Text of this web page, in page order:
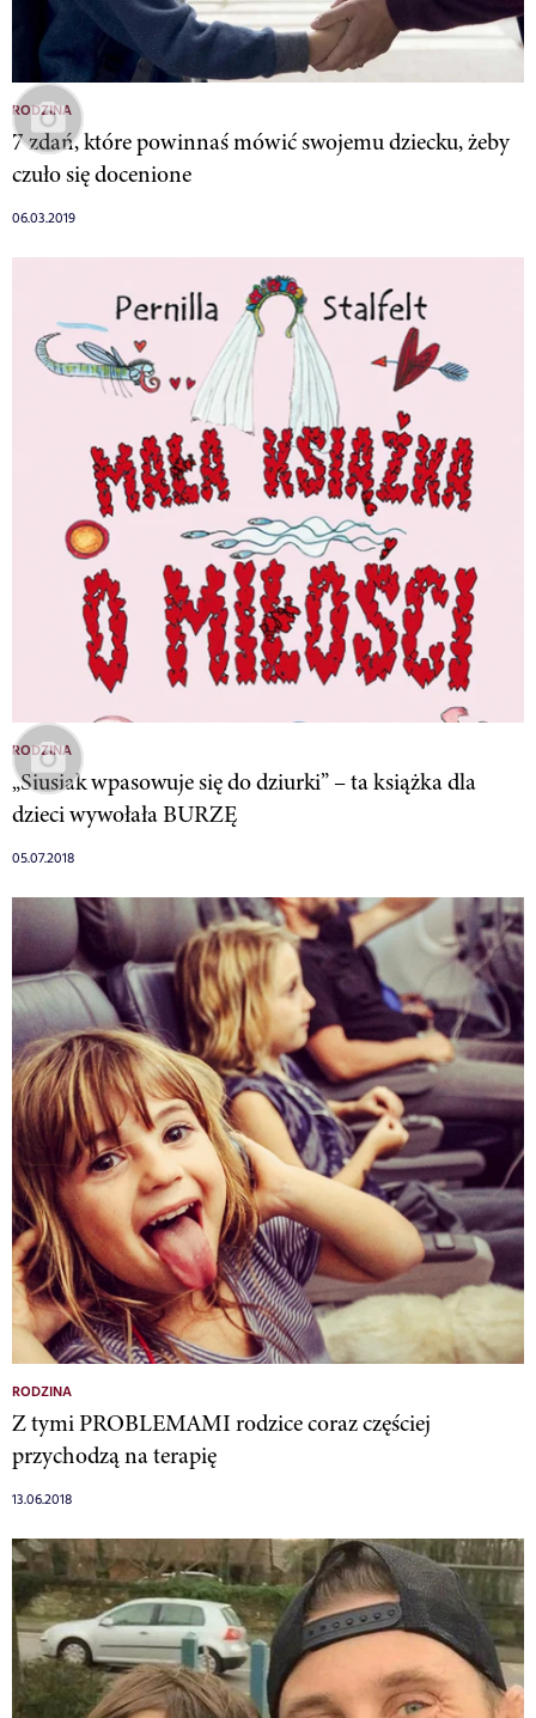
RODZINA
7 zdań, które powinnaś mówić swojemu dziecku, żeby
czuło się docenione
06.03.2019
RODZINA
„Siusiak wpasowuje się do dziurki” – ta książka dla
dzieci wywołała BURZĘ
05.07.2018
RODZINA
Z tymi PROBLEMAMI rodzice coraz częściej
przychodzą na terapię
13.06.2018